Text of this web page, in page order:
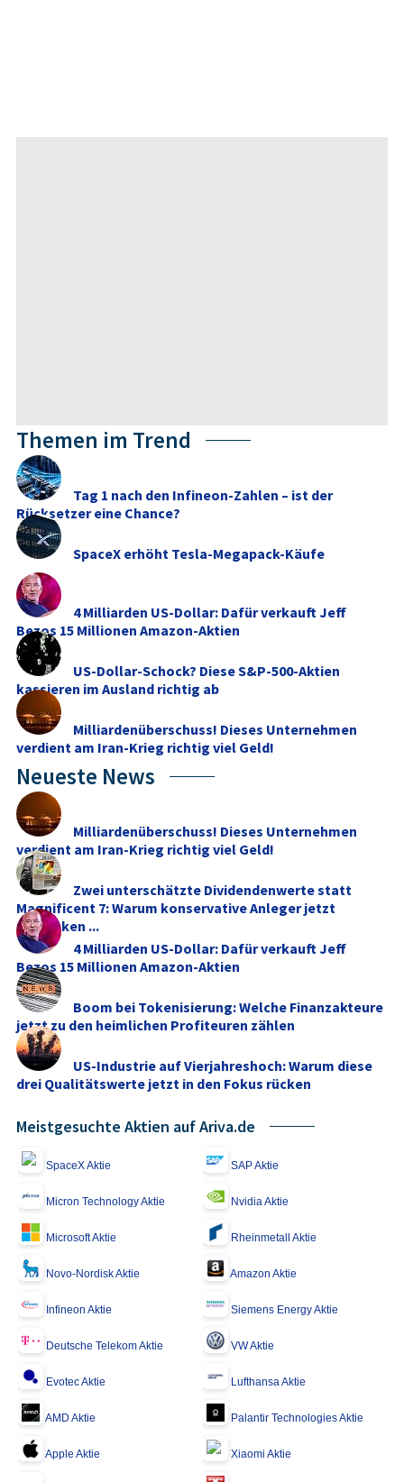
Themen im Trend
Tag 1 nach den Infineon-Zahlen – ist der
Rücksetzer eine Chance?
SpaceX erhöht Tesla-Megapack-Käufe
4 Milliarden US-Dollar: Dafür verkauft Jeff
Bezos 15 Millionen Amazon-Aktien
US-Dollar-Schock? Diese S&P-500-Aktien
kassieren im Ausland richtig ab
Milliardenüberschuss! Dieses Unternehmen
verdient am Iran-Krieg richtig viel Geld!
Neueste News
Milliardenüberschuss! Dieses Unternehmen
verdient am Iran-Krieg richtig viel Geld!
Zwei unterschätzte Dividendenwerte statt
Magnificent 7: Warum konservative Anleger jetzt
umdenken ...
4 Milliarden US-Dollar: Dafür verkauft Jeff
Bezos 15 Millionen Amazon-Aktien
Boom bei Tokenisierung: Welche Finanzakteure
jetzt zu den heimlichen Profiteuren zählen
US-Industrie auf Vierjahreshoch: Warum diese
drei Qualitätswerte jetzt in den Fokus rücken
Meistgesuchte Aktien auf Ariva.de
SpaceX Aktie SAP Aktie
Micron Technology Aktie Nvidia Aktie
Microsoft Aktie Rheinmetall Aktie
Novo-Nordisk Aktie Amazon Aktie
Infineon Aktie Siemens Energy Aktie
Deutsche Telekom Aktie VW Aktie
Evotec Aktie Lufthansa Aktie
AMD Aktie Palantir Technologies Aktie
Apple Aktie Xiaomi Aktie